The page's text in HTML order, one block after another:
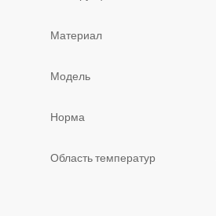
Материал
Модель
Норма
Область температур